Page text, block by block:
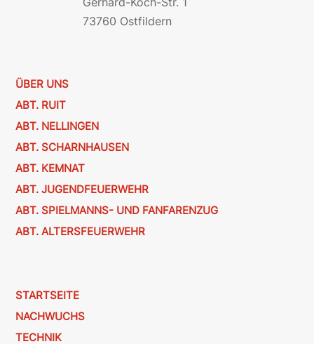
73760 Ostfildern
ÜBER UNS
ABT. RUIT
ABT. NELLINGEN
ABT. SCHARNHAUSEN
ABT. KEMNAT
ABT. JUGENDFEUERWEHR
ABT. SPIELMANNS- UND FANFARENZUG
ABT. ALTERSFEUERWEHR
STARTSEITE
NACHWUCHS
TECHNIK